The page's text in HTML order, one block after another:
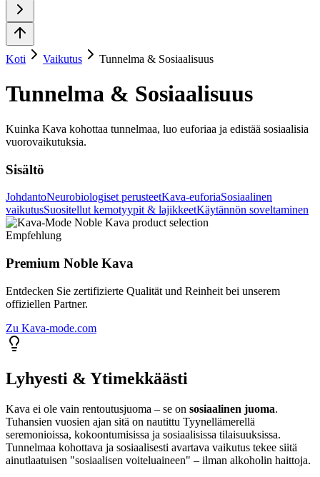
Koti Vaikutus Tunnelma & Sosiaalisuus
Tunnelma & Sosiaalisuus
Kuinka Kava kohottaa tunnelmaa, luo euforiaa ja edistää sosiaalisia
vuorovaikutuksia.
Sisältö
JohdantoNeurobiologiset perusteetKava-euforiaSosiaalinen
vaikutusSuositellut kemotyypit & lajikkeetKäytännön soveltaminen
Empfehlung
Premium Noble Kava
Entdecken Sie zertifizierte Qualität und Reinheit bei unserem
offiziellen Partner.
Zu Kava-mode.com
Lyhyesti & Ytimekkäästi
Kava ei ole vain rentoutusjuoma – se on sosiaalinen juoma.
Tuhansien vuosien ajan sitä on nautittu Tyynellämerellä
seremonioissa, kokoontumisissa ja sosiaalisissa tilaisuuksissa.
Tunnelmaa kohottava ja sosiaalisesti avartava vaikutus tekee siitä
ainutlaatuisen "sosiaalisen voiteluaineen" – ilman alkoholin haittoja.